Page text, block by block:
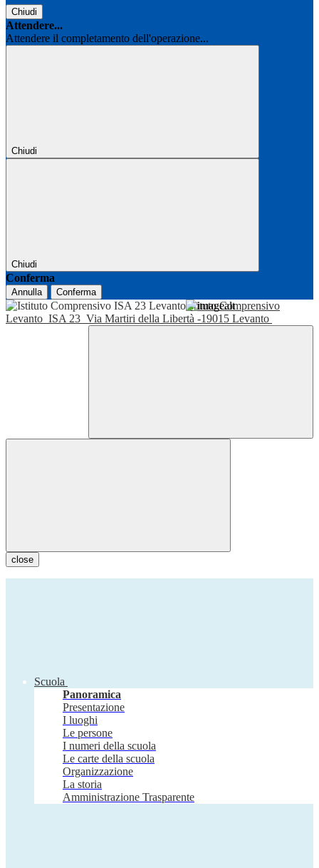
Chiudi
Attendere...
Attendere il completamento dell'operazione...
Chiudi
Chiudi
Conferma
Annulla Conferma
Istituto Comprensivo
Levanto ISA 23 Via Martiri della Libertà -19015 Levanto
close
Scuola
Panoramica
Presentazione
I luoghi
Le persone
I numeri della scuola
Le carte della scuola
Organizzazione
La storia
Amministrazione Trasparente